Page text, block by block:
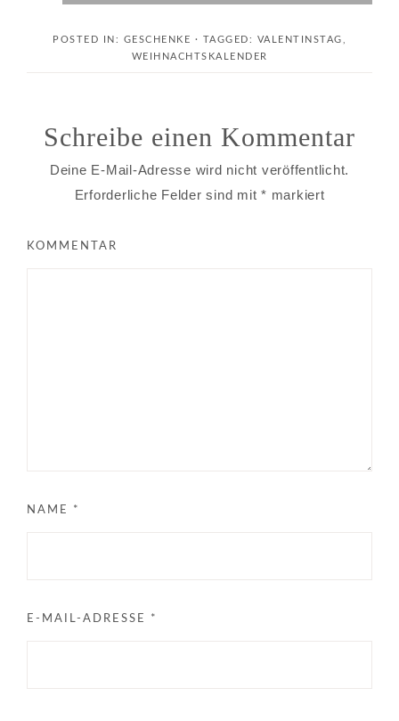
POSTED IN: GESCHENKE · TAGGED: VALENTINSTAG
WEIHNACHTSKALENDER
Schreibe einen Kommentar
Deine E-Mail-Adresse wird nicht veröffentlicht.
Erforderliche Felder sind mit * markiert
KOMMENTAR
NAME *
E-MAIL-ADRESSE *